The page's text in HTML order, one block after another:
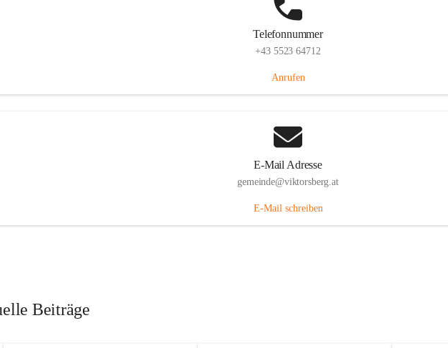
Telefonnummer
+43 5523 64712
Anrufen
E-Mail Adresse
gemeinde@viktorsberg.at
E-Mail schreiben
Beiträge